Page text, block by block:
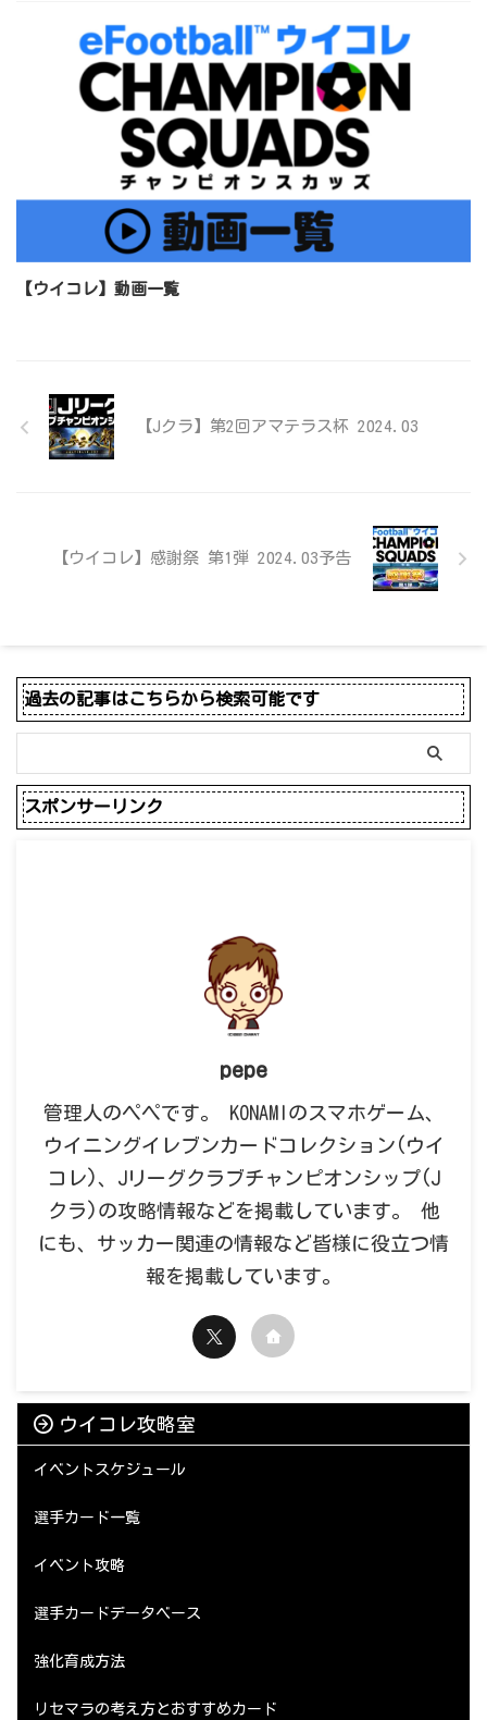
【ウイコレ】動画一覧
【Jクラ】第2回アマテラス杯 2024.03
【ウイコレ】感謝祭 第1弾 2024.03予告
過去の記事はこちらから検索可能です
スポンサーリンク
pepe
管理人のペペです。 KONAMIのスマホゲーム、
ウイニングイレブンカードコレクション(ウイ
コレ)、Jリーグクラブチャンピオンシップ(J
クラ)の攻略情報などを掲載しています。 他
にも、サッカー関連の情報など皆様に役立つ情
報を掲載しています。
ウイコレ攻略室
イベントスケジュール
選手カード一覧
イベント攻略
選手カードデータベース
強化育成方法
リセマラの考え方とおすすめカード